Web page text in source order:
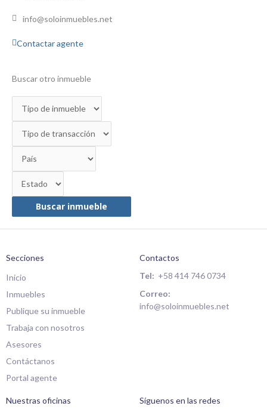
info@soloinmuebles.net
Contactar agente
Buscar otro inmueble
Buscar inmueble
Secciones
Inicio
Inmuebles
Publique su inmueble
Trabaja con nosotros
Asesores
Contáctanos
Portal agente
Contactos
Tel: +58 414 746 0734
Correo:
info@soloinmuebles.net
Nuestras oficinas
Síguenos en las redes